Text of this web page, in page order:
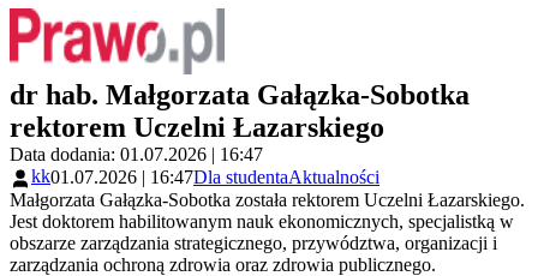
dr hab. Małgorzata Gałązka-Sobotka
rektorem Uczelni Łazarskiego
Data dodania: 01.07.2026 | 16:47
kk01.07.2026 | 16:47Dla studentaAktualności
Małgorzata Gałązka-Sobotka została rektorem Uczelni Łazarskiego.
Jest doktorem habilitowanym nauk ekonomicznych, specjalistką w
obszarze zarządzania strategicznego, przywództwa, organizacji i
zarządzania ochroną zdrowia oraz zdrowia publicznego.